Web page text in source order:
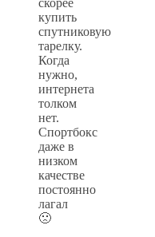
купить
спутниковую
тарелку.
Когда
нужно,
интернета
толком
нет.
Спортбокс
даже в
низком
качестве
постоянно
лагал
🙁